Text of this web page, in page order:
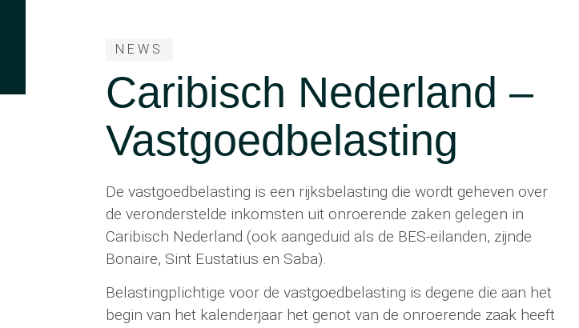
NEWS
Caribisch Nederland –
Vastgoedbelasting
De vastgoedbelasting is een rijksbelasting die wordt geheven over
de veronderstelde inkomsten uit onroerende zaken gelegen in
Caribisch Nederland (ook aangeduid als de BES-eilanden, zijnde
Bonaire, Sint Eustatius en Saba).
Belastingplichtige voor de vastgoedbelasting is degene die aan het
begin van het kalenderjaar het genot van de onroerende zaak heeft